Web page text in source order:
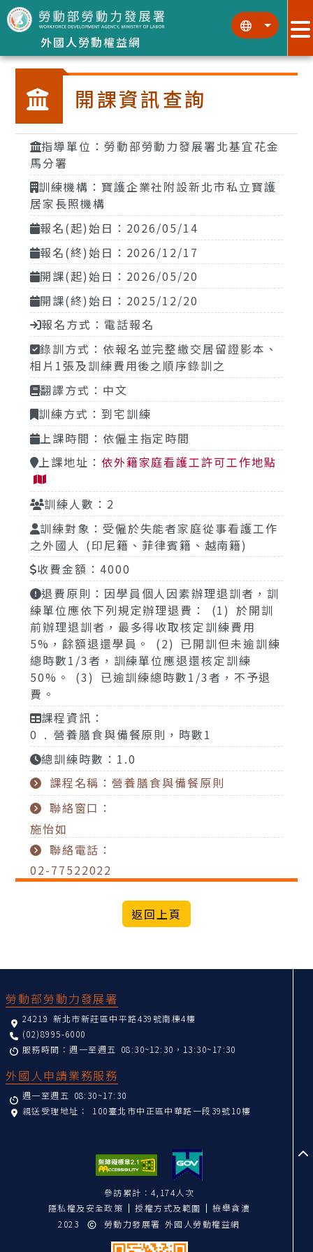
跳到主要內容區塊
外國人勞動權益網
::: :::
開課資訊查詢
指導單位：勞動部勞動力發展署北基宜花金
馬分署
訓練機構：寶護企業社附設新北市私立寶護
居家長照機構
報名(起)始日：2026/05/14
報名(終)始日：2026/12/17
開課(起)始日：2026/05/20
開課(終)始日：2025/12/20
報名方式：電話報名
錄訓方式：依報名並完整繳交居留證影本、
相片1張及訓練費用後之順序錄訓之
翻譯方式：中文
訓練方式：到宅訓練
上課時間：依僱主指定時間
上課地址： 依外籍家庭看護工許可工作地點
訓練人數：2
訓練對象：受僱於失能者家庭從事看護工作
之外國人 (印尼籍、菲律賓籍、越南籍)
收費金額：4000
退費原則：因學員個人因素辦理退訓者，訓
練單位應依下列規定辦理退費： (1) 於開訓
前辦理退訓者，最多得收取核定訓練費用
5%，餘額退還學員。 (2) 已開訓但未逾訓練
總時數1/3者，訓練單位應退還核定訓練
50%。 (3) 已逾訓練總時數1/3者，不予退
費。
課程資訊：
0 . 營養膳食與備餐原則，時數1
總訓練時數：1.0
課程名稱：營養膳食與備餐原則
聯絡窗口：
施怡如
聯絡電話：
02-77522022
勞動部勞動力發展署
24219 新北市新莊區中平路439號南棟4樓
(02)8995-6000
服務時間：週一至週五 08:30~12:30，13:30~17:30
外國人申請業務服務
週一至週五 08:30~17:30
親送受理地址： 100臺北市中正區中華路一段39號10樓
參訪累計：4,174人次
隱私權及安全政策
授權方式及範圍
檢舉貪瀆
2023
勞動力發展署 外國人勞動權益網
至